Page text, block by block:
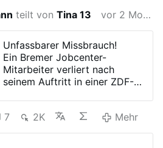
teilt vonTina 13 vor 2 Monaten
Unfassbarer Missbrauch!
Ein Bremer Jobcenter-
Mitarbeiter verliert nach
seinem Auftritt in einer ZDF-
Behördenpraxis und
Leistungsmissbrauch
7 2K Mehr